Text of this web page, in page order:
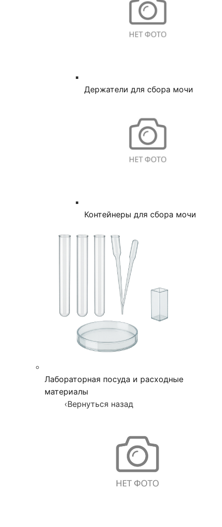
Держатели для сбора мочи
Контейнеры для сбора мочи
Лабораторная посуда и расходные
материалы
‹Вернуться назад